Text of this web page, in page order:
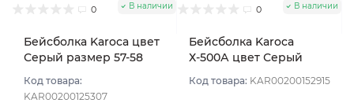
0 В наличии
Бейсболка Karoca цвет
Серый размер 57-58
Код товара:
KAR00200125307
0 В наличии
Бейсболка Karoca
Х-500А цвет Серый
Код товара: KAR00200152915